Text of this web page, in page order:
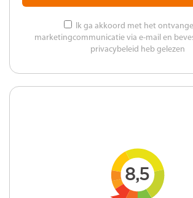
Ik ga akkoord met het
marketingcommunicatie via e-mail en
privacybeleid heb gelezen